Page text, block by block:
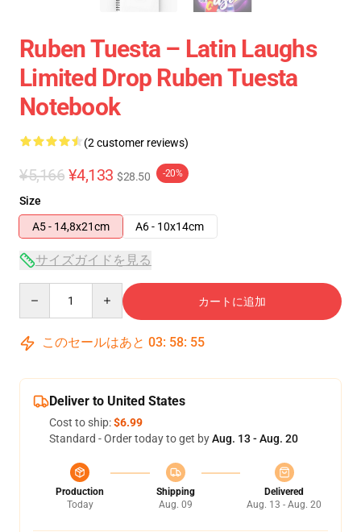
Ruben Tuesta – Latin Laughs
Limited Drop Ruben Tuesta
Notebook
(2 customer reviews)
¥5,166 ¥4,133 $28.50 -20%
Size
A5 - 14,8x21cm
A6 - 10x14cm
サイズガイドを見る
カートに追加
このセールはあと 03: 58: 54
Deliver to United States
Cost to ship:$6.99
Standard - Order today to get byAug. 13 - Aug. 20
Production
Today
Shipping
Aug. 09
Delivered
Aug. 13 - Aug. 20